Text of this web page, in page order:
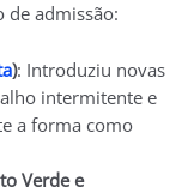
de admissão:
): Introduziu novas
intermitente e
a forma como
Verde e